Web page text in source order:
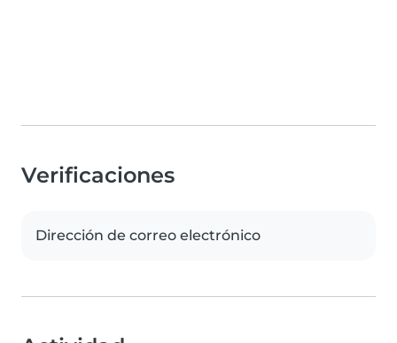
Verificaciones
Dirección de correo electrónico